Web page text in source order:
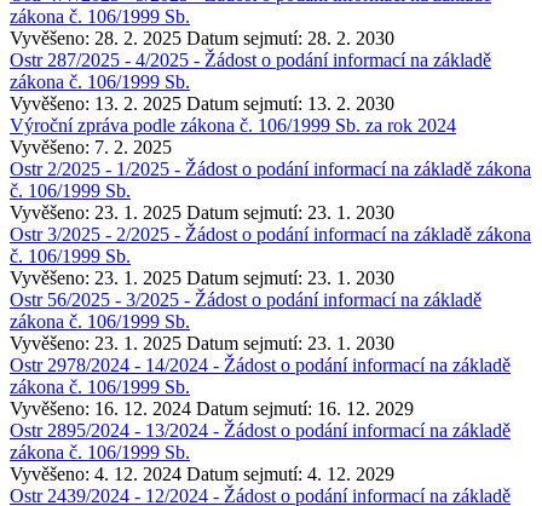
zákona č. 106/1999 Sb.
Vyvěšeno: 28. 2. 2025 Datum sejmutí: 28. 2. 2030
Ostr 287/2025 - 4/2025 - Žádost o podání informací na základě
zákona č. 106/1999 Sb.
Vyvěšeno: 13. 2. 2025 Datum sejmutí: 13. 2. 2030
Výroční zpráva podle zákona č. 106/1999 Sb. za rok 2024
Vyvěšeno: 7. 2. 2025
Ostr 2/2025 - 1/2025 - Žádost o podání informací na základě zákona
č. 106/1999 Sb.
Vyvěšeno: 23. 1. 2025 Datum sejmutí: 23. 1. 2030
Ostr 3/2025 - 2/2025 - Žádost o podání informací na základě zákona
č. 106/1999 Sb.
Vyvěšeno: 23. 1. 2025 Datum sejmutí: 23. 1. 2030
Ostr 56/2025 - 3/2025 - Žádost o podání informací na základě
zákona č. 106/1999 Sb.
Vyvěšeno: 23. 1. 2025 Datum sejmutí: 23. 1. 2030
Ostr 2978/2024 - 14/2024 - Žádost o podání informací na základě
zákona č. 106/1999 Sb.
Vyvěšeno: 16. 12. 2024 Datum sejmutí: 16. 12. 2029
Ostr 2895/2024 - 13/2024 - Žádost o podání informací na základě
zákona č. 106/1999 Sb.
Vyvěšeno: 4. 12. 2024 Datum sejmutí: 4. 12. 2029
Ostr 2439/2024 - 12/2024 - Žádost o podání informací na základě